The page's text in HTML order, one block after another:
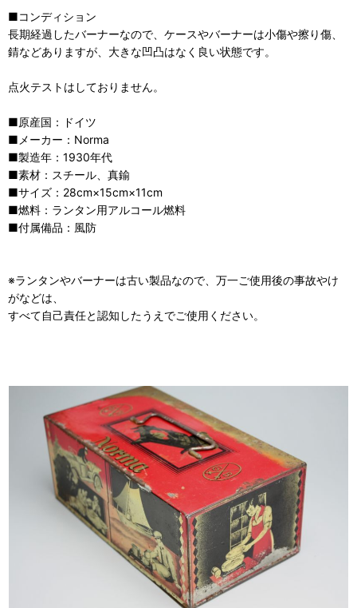
■コンディション
長期経過したバーナーなので、ケースやバーナーは小傷や擦り傷、
錆などありますが、大きな凹凸はなく良い状態です。
点火テストはしておりません。
■原産国：ドイツ
■メーカー：Norma
■製造年：1930年代
■素材：スチール、真鍮
■サイズ：28cm×15cm×11cm
■燃料：ランタン用アルコール燃料
■付属備品：風防
※ランタンやバーナーは古い製品なので、万一ご使用後の事故やけ
がなどは、
すべて自己責任と認知したうえでご使用ください。